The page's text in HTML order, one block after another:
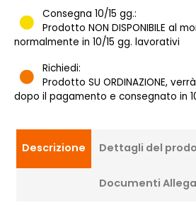
Consegna 10/15 gg.:
Prodotto NON DISPONIBILE al
normalmente in 10/15 gg. lavorativi
Richiedi:
Prodotto SU ORDINAZIONE,
dopo il pagamento e consegnato in
Descrizione Dettagli del
Documenti